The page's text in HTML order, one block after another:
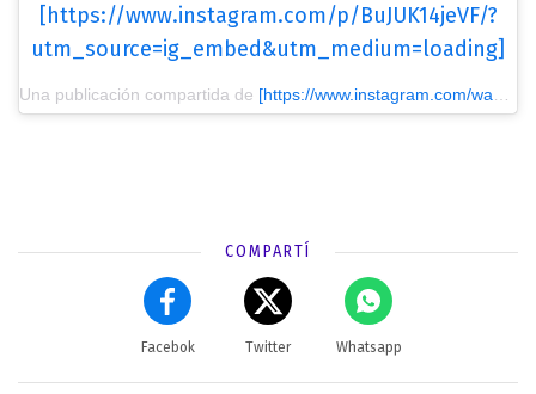
[https://www.instagram.com/p/BuJUK14jeVF/?
utm_source=ig_embed&utm_medium=loading]
Una publicación compartida de [https://www.instagram.com/wanda_icardi/?utm_source=ig_embed&utm_medium=loading] Wanda nara
COMPARTÍ
Facebok Twitter Whatsapp